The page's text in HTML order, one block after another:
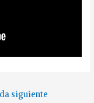
siguiente